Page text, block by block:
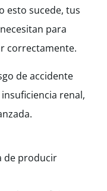
esto sucede, tus
para
correctamente.
de accidente
renal,
de producir